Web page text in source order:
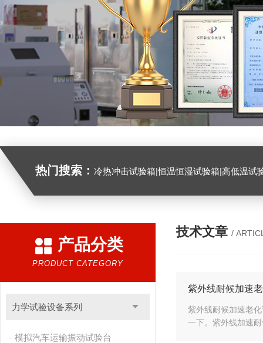
热门搜索： 冷热冲击试验箱|恒温恒湿试验箱|高低温试验箱|高低温交变试验箱|盐雾机|紫外线试验机|淋雨试验箱|臭氧试验箱|振动试
产品分类
PRODUCT CATEGORY
力学试验设备系列
模拟汽车运输振动试验台
技术文章 /
紫外线耐候加速
紫外线耐候加速老
一下。紫外线加速